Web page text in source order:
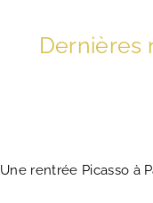
Dernières
Une rentrée Picasso à